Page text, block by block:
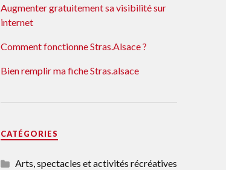
Augmenter gratuitement sa visibilité sur
internet
Comment fonctionne Stras.Alsace ?
Bien remplir ma fiche Stras.alsace
CATÉGORIES
Arts, spectacles et activités récréatives